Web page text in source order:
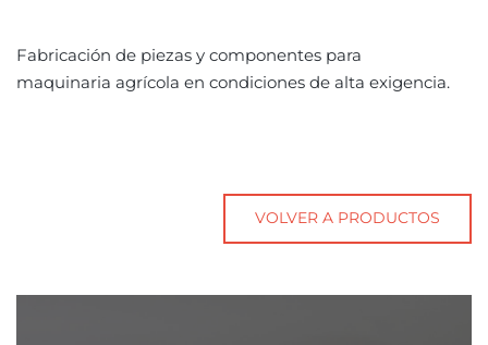
Fabricación de piezas y componentes para
maquinaria agrícola en condiciones de alta exigencia.
VOLVER A PRODUCTOS